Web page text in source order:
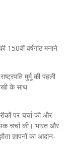
150वीं वर्षगांठ मनाने
मुर्मू की पहली
के साथ
पर चर्चा की और
चर्चा की। भारत और
ज्ञापनों का आदान-